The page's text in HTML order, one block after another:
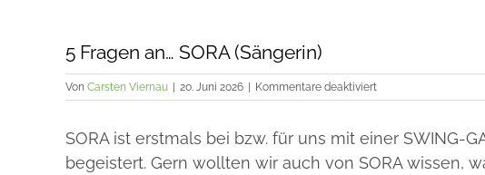
5 Fragen an… SORA (Sängerin)
Von Carsten Viernau 20. Juni 2026 Kommentare deaktiviertfür
5
an…
(Sängerin)
SORA ist erstmals bei bzw. für uns mit einer
begeistert. Gern wollten wir auch von SORA wissen,